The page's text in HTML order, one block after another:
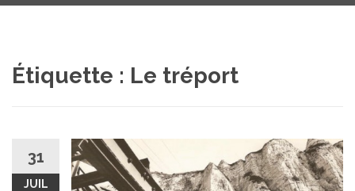
Étiquette : Le tréport
31
JUIL